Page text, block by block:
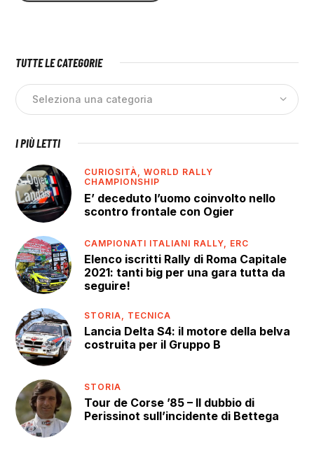
TUTTE LE CATEGORIE
I PIÙ LETTI
CURIOSITÀ,WORLD RALLY
CHAMPIONSHIP
E’ deceduto l’uomo coinvolto nello
scontro frontale con Ogier
CAMPIONATI ITALIANI RALLY, ERC
Elenco iscritti Rally di Roma Capitale
2021: tanti big per una gara tutta da
seguire!
STORIA, TECNICA
Lancia Delta S4: il motore della belva
costruita per il Gruppo B
STORIA
Tour de Corse ’85 – Il dubbio di
Perissinot sull’incidente di Bettega